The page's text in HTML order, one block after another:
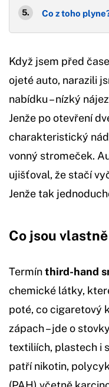
Co z toho
Když jsem před
ojeté auto, narazili
nabídku – nízký
Jenže po otevření
charakteristický
vonný stromeček.
ujišťoval, že stačí
Jenže tak
Co jsou
Termínthird-hand
chemické látky,
poté, co cigaretový
zápach – jde o
textiliích, plastech i
patří nikotin,